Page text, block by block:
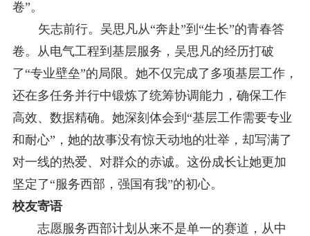
卷”。
矢志前行。 吴思凡从“奔赴”到“生长”的青春答
卷。从电气工程到基层服务，吴思凡的经历打破
了“专业壁垒”的局限。她不仅完成了多项基层工作，
还在多任务并行中锻炼了统筹协调能力，确保工作
高效、数据精确。她深刻体会到“基层工作需要专业
和耐心”，她的故事没有惊天动地的壮举，却写满了
对一线的热爱、对群众的赤诚。这份成长让她更加
坚定了“服务西部，强国有我”的初心。
校友寄语
志愿服务西部计划从来不是单一的赛道，从中